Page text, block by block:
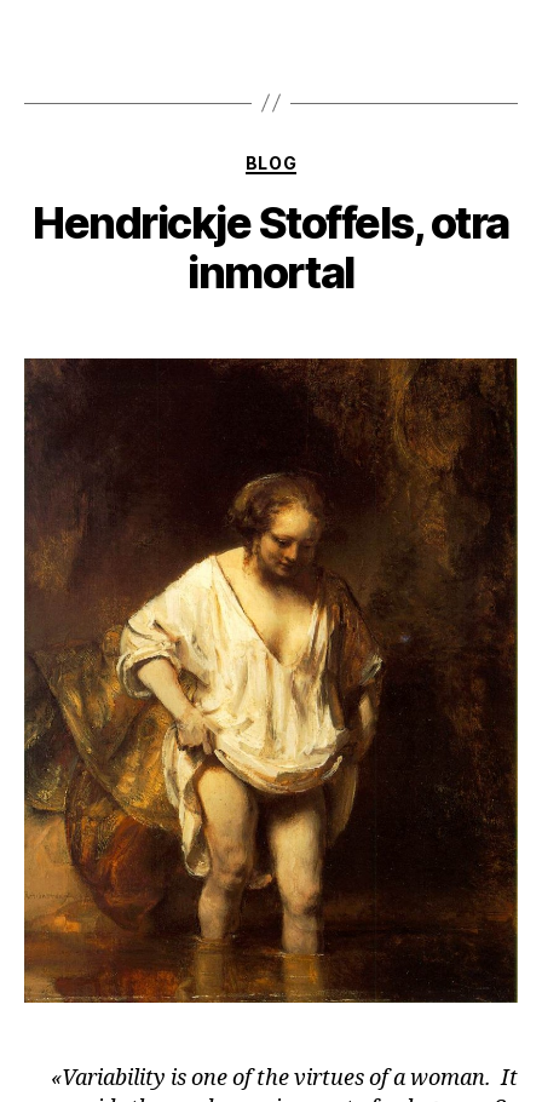
Categorías
BLOG
Hendrickje Stoffels, otra
inmortal
«Variability is one of the virtues of a woman. It